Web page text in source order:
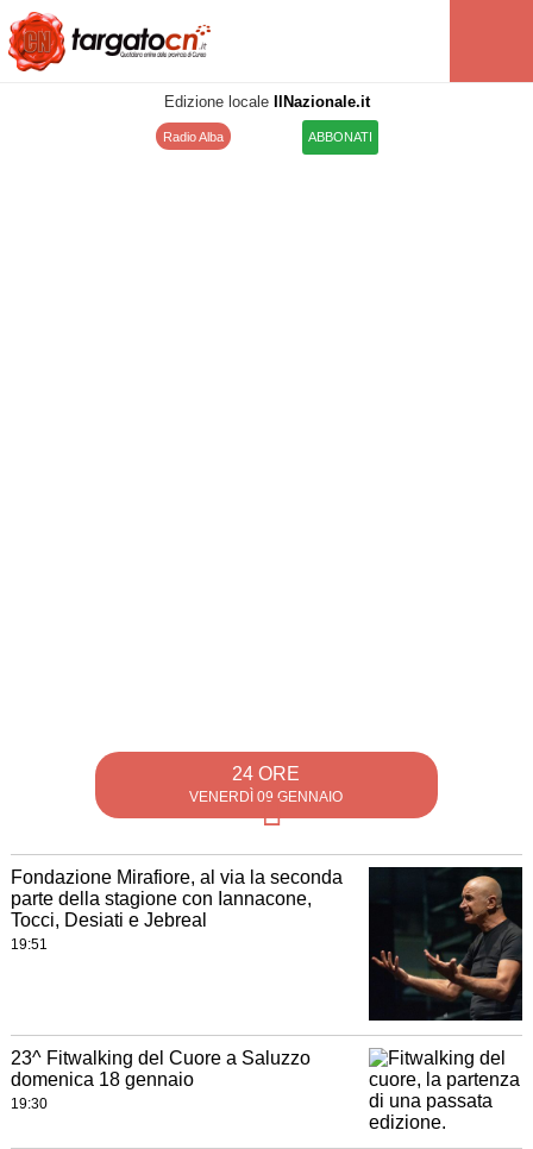
Edizione locale IlNazionale.it
Radio Alba ABBONATI
24 ORE
VENERDÌ 09 GENNAIO
Fondazione Mirafiore, al via la seconda
parte della stagione con Iannacone,
Tocci, Desiati e Jebreal
19:51
23^ Fitwalking del Cuore a Saluzzo
domenica 18 gennaio
19:30